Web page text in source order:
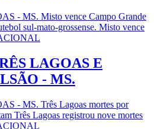
- MS. Misto vence Campo Grande
sul-mato-grossense. Misto vence
LAGOAS E
- MS.
- MS. Três Lagoas mortes por
Três Lagoas registrou nove mortes